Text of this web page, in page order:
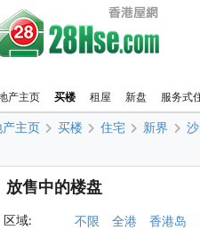
产主页 买楼 租屋 新盘 服务式
产主页 买楼 住宅 新界
放售中的楼盘
区域: 不限 全港 香港岛